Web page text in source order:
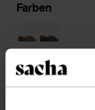
Farben